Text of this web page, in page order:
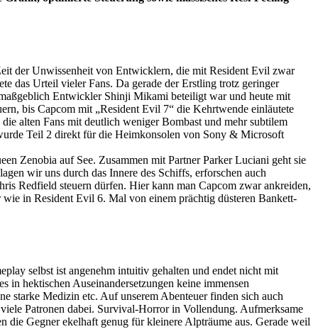
der Unwissenheit von Entwicklern, die mit Resident Evil zwar
das Urteil vieler Fans. Da gerade der Erstling trotz geringer
Entwickler Shinji Mikami beteiligt war und heute mit
bis Capcom mit „Resident Evil 7“ die Kehrtwende einläutete
alten Fans mit deutlich weniger Bombast und mehr subtilem
Teil 2 direkt für die Heimkonsolen von Sony & Microsoft
Zenobia auf See. Zusammen mit Partner Parker Luciani geht sie
wir uns durch das Innere des Schiffs, erforschen auch
Redfield steuern dürfen. Hier kann man Capcom zwar ankreiden,
in Resident Evil 6. Mal von einem prächtig düsteren Bankett-
selbst ist angenehm intuitiv gehalten und endet nicht mit
in hektischen Auseinandersetzungen keine immensen
starke Medizin etc. Auf unserem Abenteuer finden sich auch
Patronen dabei. Survival-Horror in Vollendung. Aufmerksame
die Gegner ekelhaft genug für kleinere Alpträume aus. Gerade weil